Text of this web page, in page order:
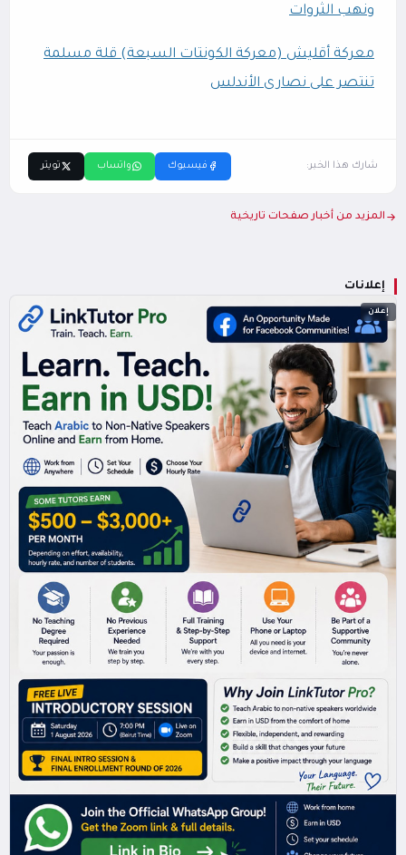
إعلانات
إعلان
ونهب الثروات
معركة أقليش (معركة الكونتات السبعة) قلة مسلمة
تنتصر على نصارى الأندلس
شارك هذا الخبر: فيسبوك واتساب تويتر
المزيد من أخبار صفحات تاريخية